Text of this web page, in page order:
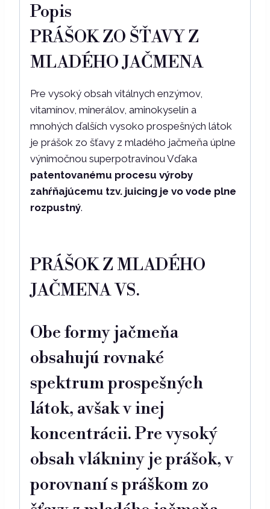
Popis
PRÁŠOK ZO ŠŤAVY Z
MLADÉHO JAČMENA
Pre vysoký obsah vitálnych enzýmov,
vitamínov, minerálov, aminokyselín a
mnohých ďalších vysoko prospešných látok
je prášok zo šťavy z mladého jačmeňa úplne
výnimočnou superpotravinou Vďaka
patentovanému procesu výroby
zahŕňajúcemu tzv. juicing je vo vode plne
rozpustný.
PRÁŠOK Z MLADÉHO
JAČMENA VS.
Obe formy jačmeňa
obsahujú rovnaké
spektrum prospešných
látok, avšak v inej
koncentrácii. Pre vysoký
obsah vlákniny je prášok, v
porovnaní s práškom zo